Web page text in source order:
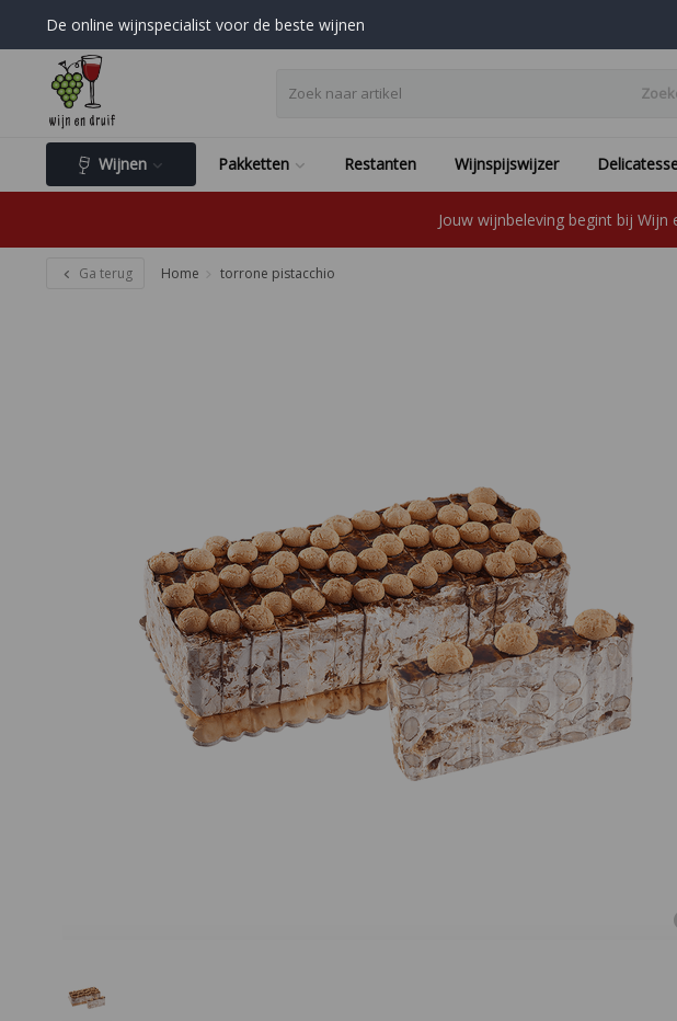
De online wijnspecialist voor de beste wijnen
Wijnen Pakketten Restanten Wijnspijswijzer
Jouw wijnbeleving begint bij
Ga terug Home torrone pistacchio